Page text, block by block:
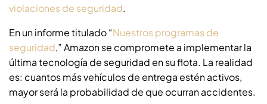
violaciones de seguridad.
En un informe titulado “Nuestros programas de
seguridad,” Amazon se compromete a implementar la
última tecnología de seguridad en su flota. La realidad
es: cuantos más vehículos de entrega estén activos,
mayor será la probabilidad de que ocurran accidentes.